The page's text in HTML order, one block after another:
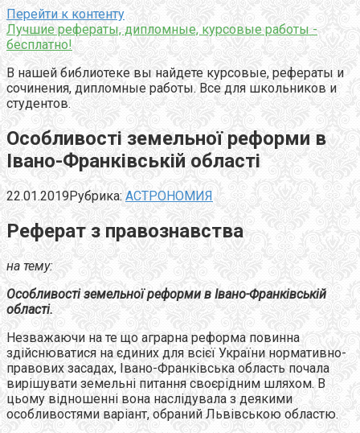
Перейти к контенту
Лучшие рефераты, дипломные, курсовые работы -
бесплатно!
В нашей библиотеке вы найдете курсовые, рефераты и
сочинения, дипломные работы. Все для школьников и
студентов.
Особливості земельної реформи в
Івано-Франківській області
22.01.2019Рубрика: АСТРОНОМИЯ
Реферат з правознавства
на тему:
Особливості земельної реформи в Івано-Франківській
області.
Незважаючи на те що аграрна реформа повинна
здійснюватися на єдиних для всієї України нормативно-
правових засадах, Івано-Франківська область почала
вирішувати земельні питання своєрідним шляхом. В
цьому відношенні вона наслідувала з деякими
особливостями варіант, обраний Львівською областю.